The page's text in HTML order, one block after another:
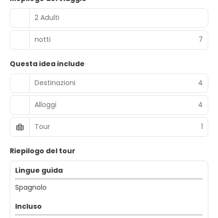
2 Adulti
notti 7
Questa idea include
Destinazioni
4
Alloggi 4
Tour 1
Riepilogo del tour
Lingue guida
Spagnolo
Incluso